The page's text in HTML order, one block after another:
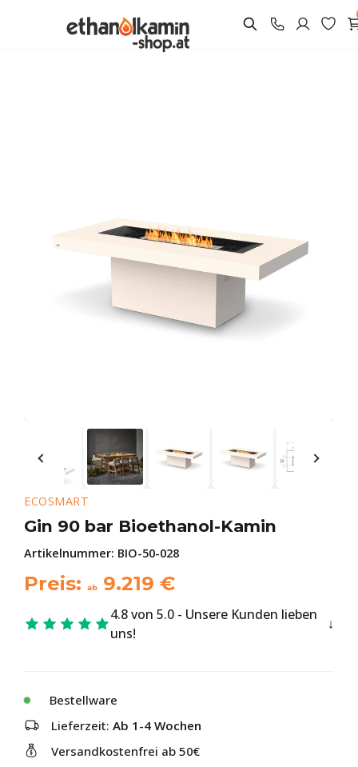
ECOSMART
Gin 90 bar Bioethanol-Kamin
Artikelnummer: BIO-50-028
Preis: ab 9.219 €
4.8 von 5.0 - Unsere Kunden lieben
uns!
Bestellware
Lieferzeit: Ab 1-4 Wochen
Versandkostenfrei ab 50€